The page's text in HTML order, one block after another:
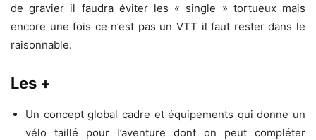
de gravier il faudra éviter les « single » tortueux mais
encore une fois ce n’est pas un VTT il faut rester dans le
raisonnable.
Les +
Un concept global cadre et équipements qui donne un
vélo taillé pour l’aventure dont on peut compléter